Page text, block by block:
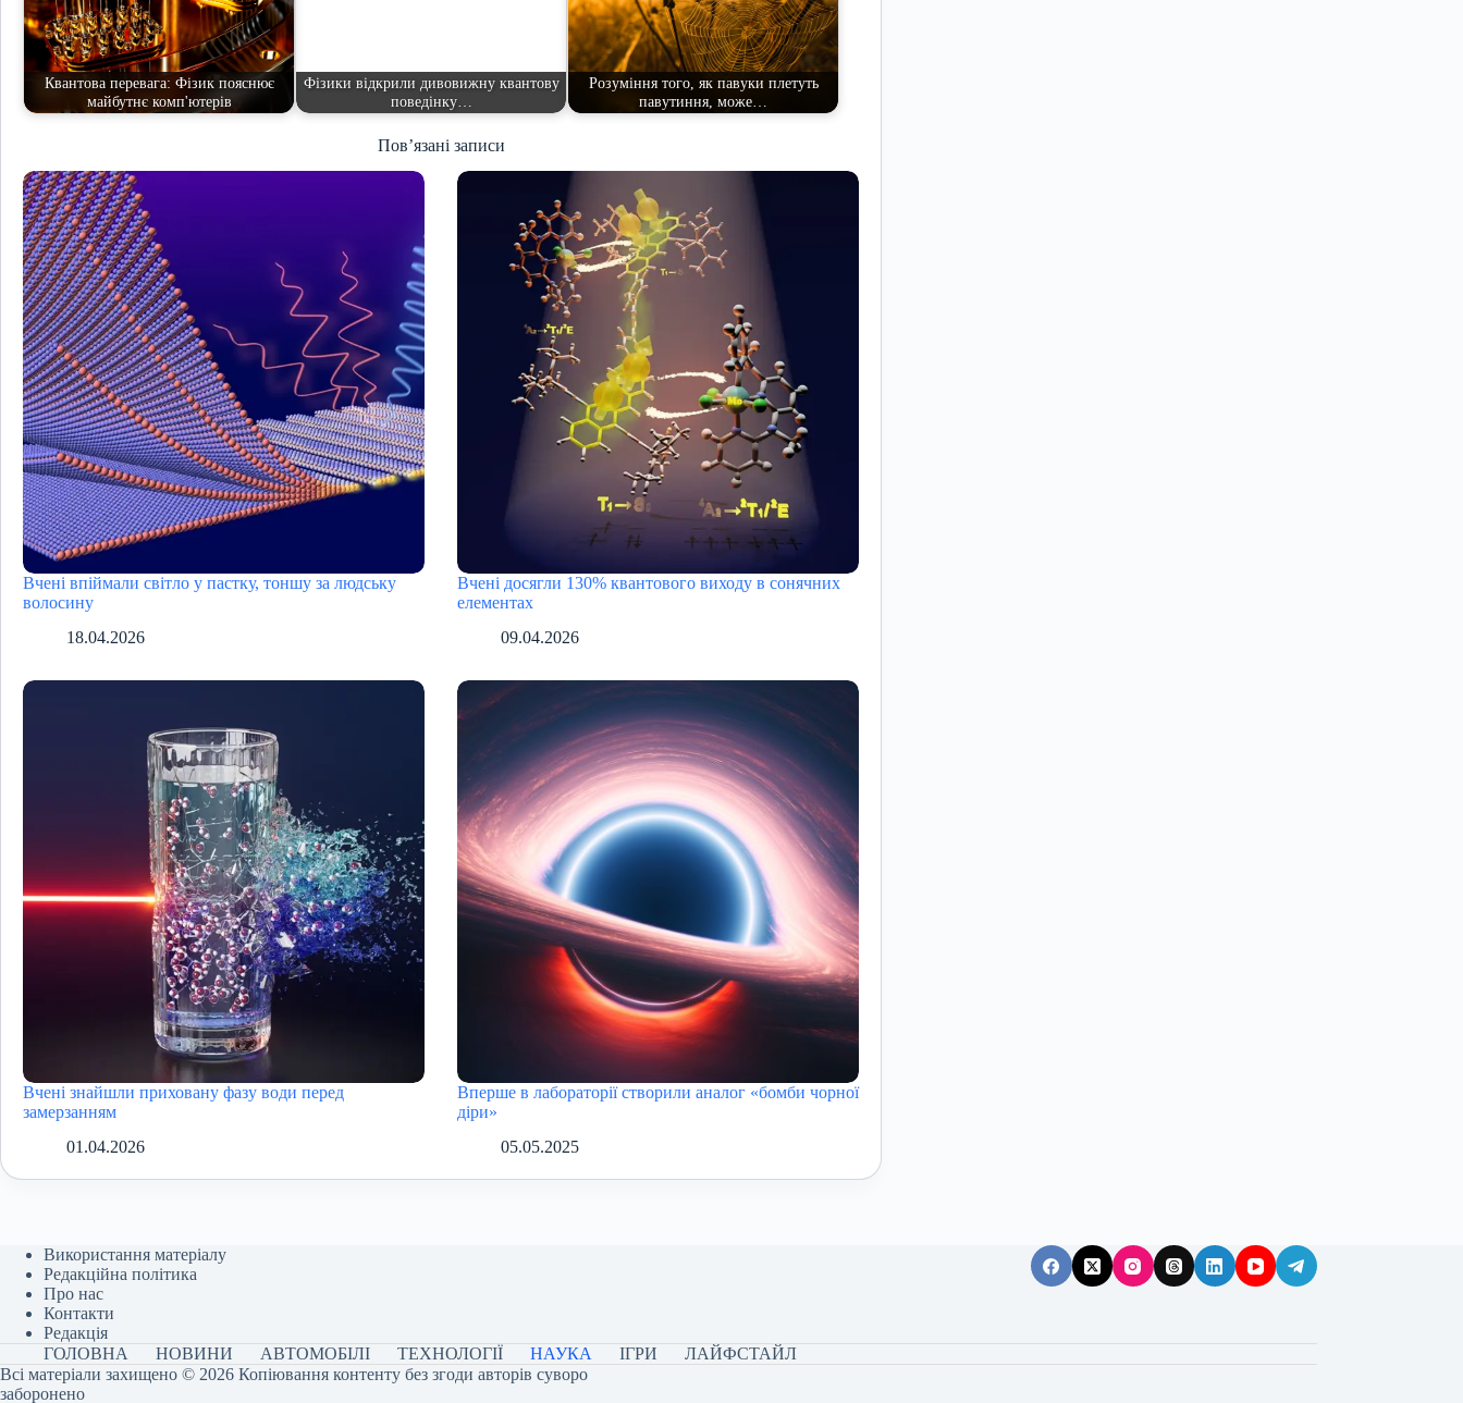
Квантова перевага: Фізик пояснює
майбутнє комп'ютерів
Фізики відкрили дивовижну квантову
поведінку…
Розуміння того, як павуки плетуть
павутиння, може…
Пов’язані записи
Вчені впіймали світло у пастку, тоншу за людську
волосину
18.04.2026
Вчені досягли 130% квантового виходу в сонячних
елементах
09.04.2026
Вчені знайшли приховану фазу води перед
замерзанням
01.04.2026
Вперше в лабораторії створили аналог «бомби чорної
діри»
05.05.2025
Використання матеріалу
Редакційна політика
Про нас
Контакти
Редакція
ГОЛОВНА
НОВИНИ АВТОМОБІЛІ ТЕХНОЛОГІЇ НАУКА ІГРИ
ЛАЙФСТАЙЛ
Всі матеріали захищено © 2026 Копіювання контенту без згоди авторів суворо
заборонено